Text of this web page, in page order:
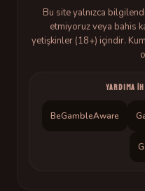
Bu site yalnızca
etmiyoruz veya bahis
yetişkinler (18+) içindir.
YARDIMA
BeGambleAware